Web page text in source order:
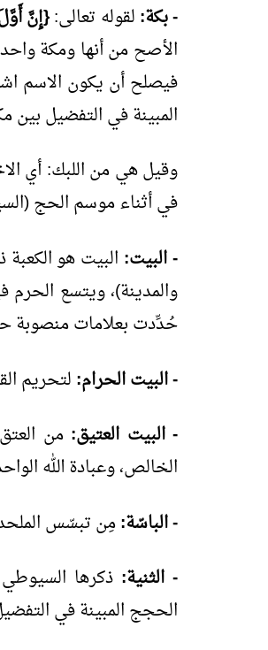
- بكة:لقوله تعالى:{إِنَّ
الأصح من أنها ومكة
فيصلح أن يكون الاسم
المبينة في التفضيل بين
وقيل هي من اللبك: أي
في أثناء موسم الحج
- البيت: البيت هو
والمدينة)، ويتسع
حُدِّدت بعلامات منصوبة
- البيت الحرام:لتحريم
- البيت العتيق:من
الخالص، وعبادة الله
- الباسّة:مِن تبسّس
- الثنية: ذكرها
الحجج المبينة في